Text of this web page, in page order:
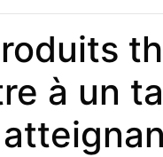
à un